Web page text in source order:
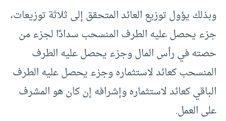
وبذلك يؤول توزيع العائد المتحقق إلى ثلاثة توزيعات،
جزء يحصل عليه الطرف المنسحب سدادًا لجزء من
حصته في رأس المال وجزء يحصل عليه الطرف
المنسحب كعائد لاستثماره وجزء يحصل عليه الطرف
الباقي كعائد لاستثماره وإشرافه إن كان هو المشرف
على العمل.